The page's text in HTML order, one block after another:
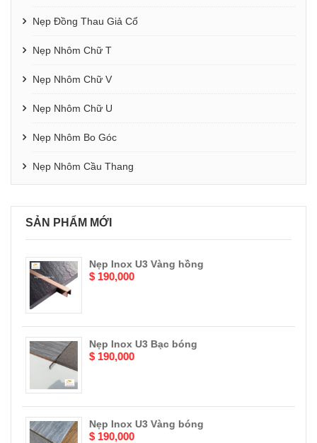
Nẹp Đồng Thau Giả Cổ
Nẹp Nhôm Chữ T
Nẹp Nhôm Chữ V
Nẹp Nhôm Chữ U
Nẹp Nhôm Bo Góc
Nẹp Nhôm Cầu Thang
SẢN PHẨM MỚI
Nẹp Inox U3 Vàng hồng
$ 190,000
Nẹp Inox U3 Bạc bóng
$ 190,000
Nẹp Inox U3 Vàng bóng
$ 190,000